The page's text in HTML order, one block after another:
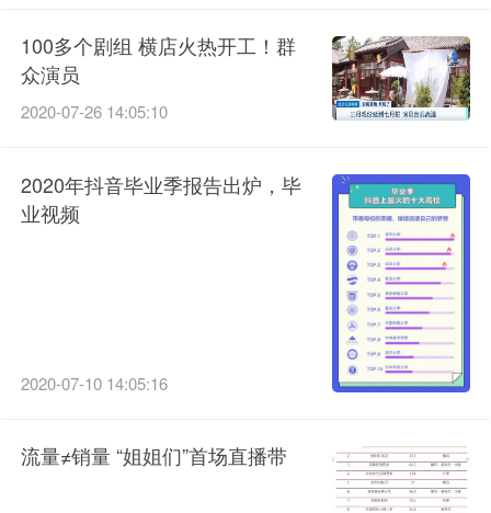
100多个剧组 横店火热开工！群
众演员
2020-07-26 14:05:10
2020年抖音毕业季报告出炉，毕
业视频
2020-07-10 14:05:16
流量≠销量 “姐姐们”首场直播带